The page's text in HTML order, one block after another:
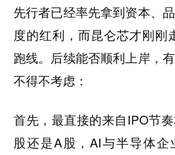
先行者已经率先拿到资本、
度的红利，而昆仑芯才刚刚
跑线。后续能否顺利上岸，
不得不考虑：
首先，最直接的来自IPO节
股还是A股，AI与半导体企